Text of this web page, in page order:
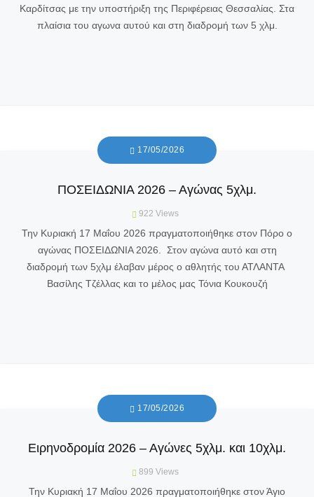
Καρδίτσας με την υποστήριξη της Περιφέρειας Θεσσαλίας. Στα
πλαίσια του αγωνα αυτού και στη διαδρομή των 5 χλμ.
17/05/2026
ΠΟΣΕΙΔΩΝΙΑ 2026 – Αγώνας 5χλμ.
922 Views
Την Κυριακή 17 Μαΐου 2026 πραγματοποιήθηκε στον Πόρο ο
αγώνας ΠΟΣΕΙΔΩΝΙΑ 2026. Στον αγώνα αυτό και στη
διαδρομή των 5χλμ έλαβαν μέρος ο αθλητής του ΑΤΛΑΝΤΑ
Βασίλης Τζέλλας και το μέλος μας Τόνια Κουκουζή
17/05/2026
Ειρηνοδρομία 2026 – Αγώνες 5χλμ. και 10χλμ.
899 Views
Την Κυριακή 17 Μαΐου 2026 πραγματοποιήθηκε στον Άγιο